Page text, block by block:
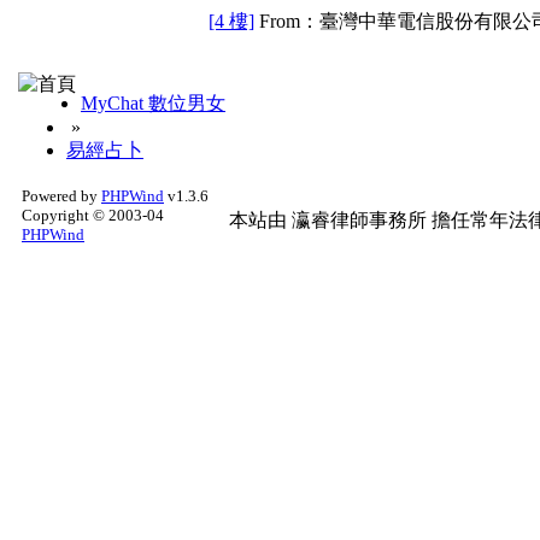
[4 樓] From：臺灣中華電信股份有限公
MyChat 數位男女
»
易經占卜
Powered by PHPWind v1.3.6
Copyright © 2003-04
PHPWind
本站由 瀛睿律師事務所 擔任常年法